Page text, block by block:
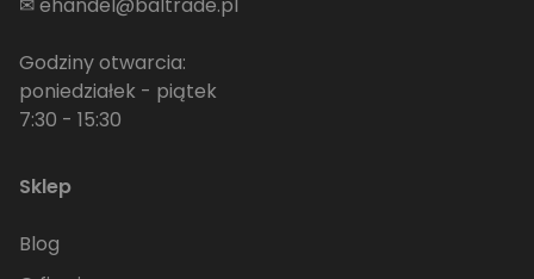
Godziny otwarcia:
poniedziałek - piątek
7:30 - 15:30
Sklep
Blog